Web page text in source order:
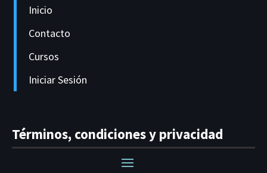
Inicio
Contacto
Cursos
Iniciar Sesión
Términos, condiciones y privacidad